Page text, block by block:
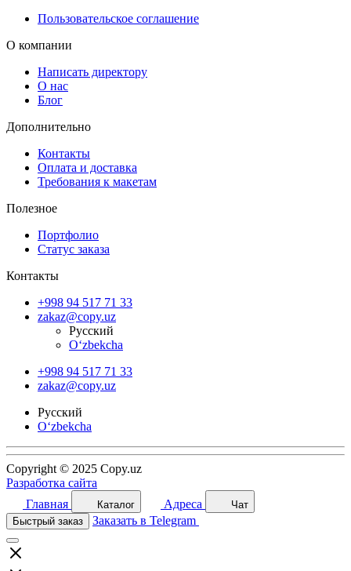
Пользовательское соглашение
О компании
Написать директору
О нас
Блог
Дополнительно
Контакты
Оплата и доставка
Требования к макетам
Полезное
Портфолио
Статус заказа
Контакты
+998 94 517 71 33
zakaz@copy.uz
Русский
O‘zbekcha
+998 94 517 71 33
zakaz@copy.uz
Русский
O‘zbekcha
Copyright © 2025 Copy.uz
Разработка сайта
Главная
Каталог Адреса
Чат
Быстрый заказ
Заказать в Telegram